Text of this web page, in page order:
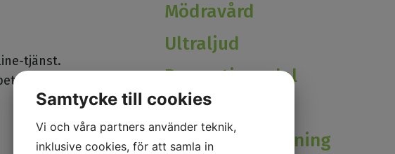
tjänst.
Mödravård
Ultraljud
Preventivmedel
Cellprov
Sexologmottagning
Samtycke till cookies
Vi och våra partners använder teknik,
inklusive cookies, för att samla in